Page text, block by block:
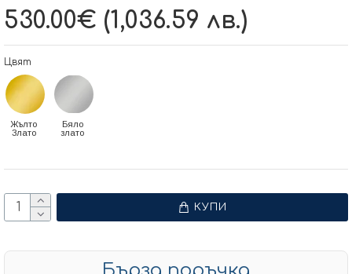
530.00€ (1,036.59 лв.)
Цвят
Жълто
Злато
Бяло
злато
КУПИ